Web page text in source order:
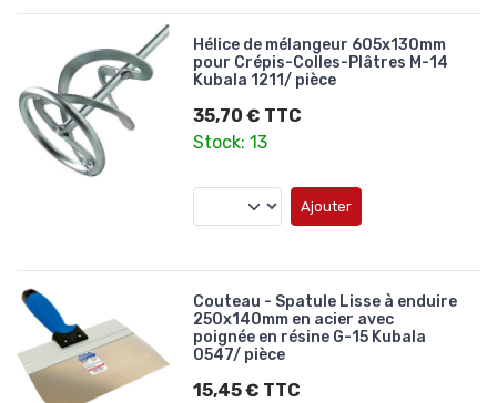
Hélice de mélangeur 605x130mm
pour Crépis-Colles-Plâtres M-14
Kubala 1211/ pièce
35,70 € TTC
Stock: 13
Ajouter
Couteau - Spatule Lisse à enduire
250x140mm en acier avec
poignée en résine G-15 Kubala
0547/ pièce
15,45 € TTC